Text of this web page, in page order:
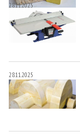
28.11.2025
28.11.2025